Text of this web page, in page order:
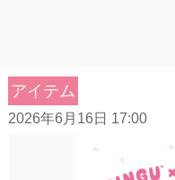
アイテム
2026年6月16日 17:00